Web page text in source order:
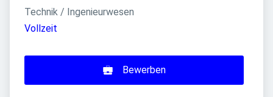
Technik / Ingenieurwesen
Vollzeit
Bewerben